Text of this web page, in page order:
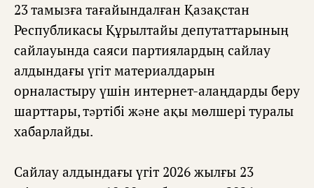
23 тамызға тағайындалған Қазақстан
Республикасы Құрылтайы депутаттарының
сайлауында саяси партиялардың сайлау
алдындағы үгіт материалдарын
орналастыру үшін интернет-алаңдарды беру
шарттары, тəртібі жəне ақы мөлшері туралы
хабарлайды.
Сайлау алдындағы үгіт 2026 жылғы 23